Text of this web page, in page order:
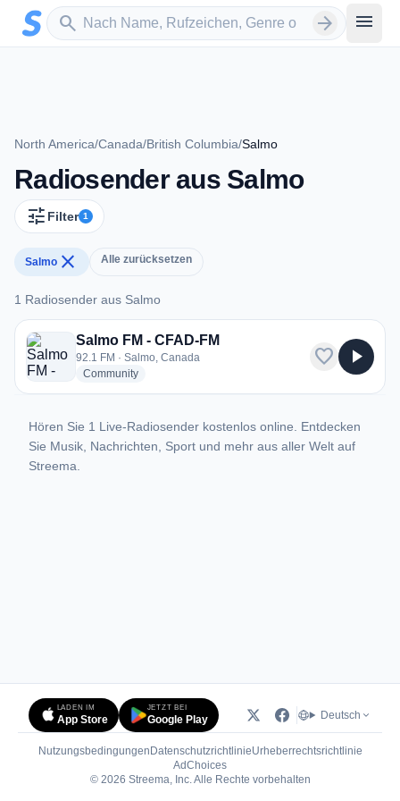
Zum Hauptinhalt springen
search
Sender suchen arrow_forward menu
North America/Canada/British Columbia/Salmo
Radiosender aus Salmo
tune Filter 1
Salmo close Alle zurücksetzen
1 Radiosender aus Salmo
1 Radiosender aus Salmo
Salmo FM - CFAD-FM
92.1 FM · Salmo, Canada
Communityradio stations
favorite play_arrow
Hören Sie 1 Live-Radiosender kostenlos online. Entdecken
Sie Musik, Nachrichten, Sport und mehr aus aller Welt auf
Streema.
LADEN IM
App Store
JETZT BEI
Google Play Deutsch
Nutzungsbedingungen DatenschutzrichtlinieUrheberrechtsrichtlinie
AdChoices(öffnet in neuem Tab)
© 2026 Streema, Inc. Alle Rechte vorbehalten